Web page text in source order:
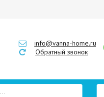
info@vanna-home.ru
Обратный звонок